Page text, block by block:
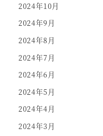
2024年10月
2024年9月
2024年8月
2024年7月
2024年6月
2024年5月
2024年4月
2024年3月